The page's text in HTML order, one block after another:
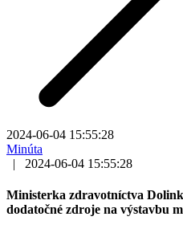
2024-06-04 15:55:28
Minúta
|
2024-06-04 15:55:28
Ministerka zdravotníctva
dodatočné zdroje na výstavbu